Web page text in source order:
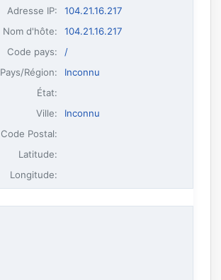
Adresse IP:
104.21.16.217
Nom d'hôte:
104.21.16.217
Code pays:
/
Pays/Région:
Inconnu
État:
Ville:
Inconnu
Code Postal:
Latitude:
Longitude: